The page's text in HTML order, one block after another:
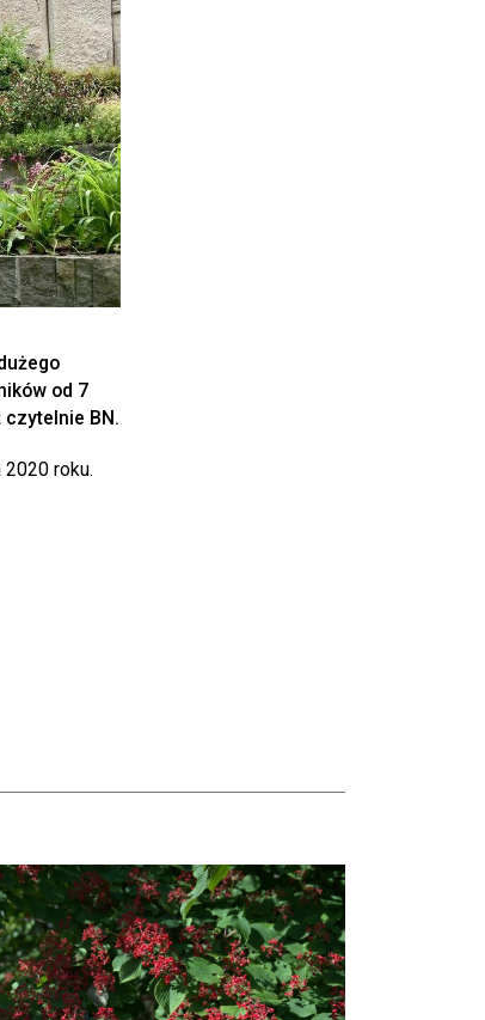
od 7
czytelnie BN.
roku.
o Hortensje i kalina zdobią otoczenie Biblioteki Narodowej